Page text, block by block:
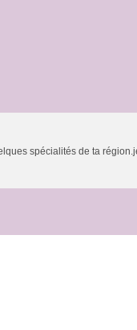
spécialités de ta